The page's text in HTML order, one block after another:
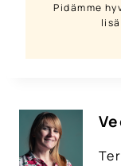
Pidämme